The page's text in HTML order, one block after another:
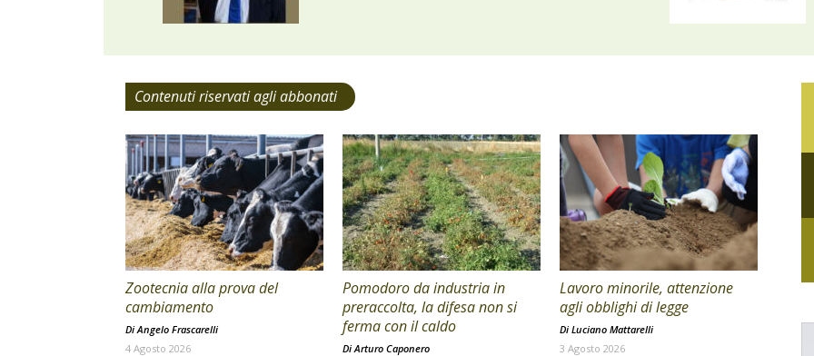
Contenuti riservati agli abbonati
Zootecnia alla prova del
cambiamento
Di Angelo Frascarelli
4 Agosto 2026
Pomodoro da industria in
preraccolta, la difesa non si
ferma con il caldo
Di Arturo Caponero
Lavoro minorile, attenzione
agli obblighi di legge
Di Luciano Mattarelli
3 Agosto 2026